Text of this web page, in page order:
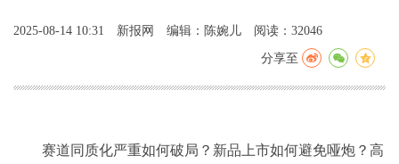
2025-08-14 10:31 新报网 编辑：陈婉儿 阅读：32046
分享至
赛道同质化严重如何破局？新品上市如何避免哑炮？高